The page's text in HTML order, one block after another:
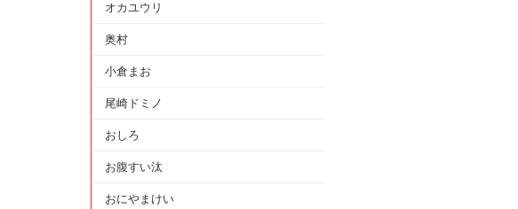
オカユウリ
奥村
小倉まお
尾崎ドミノ
おしろ
お腹すい汰
おにやまけい